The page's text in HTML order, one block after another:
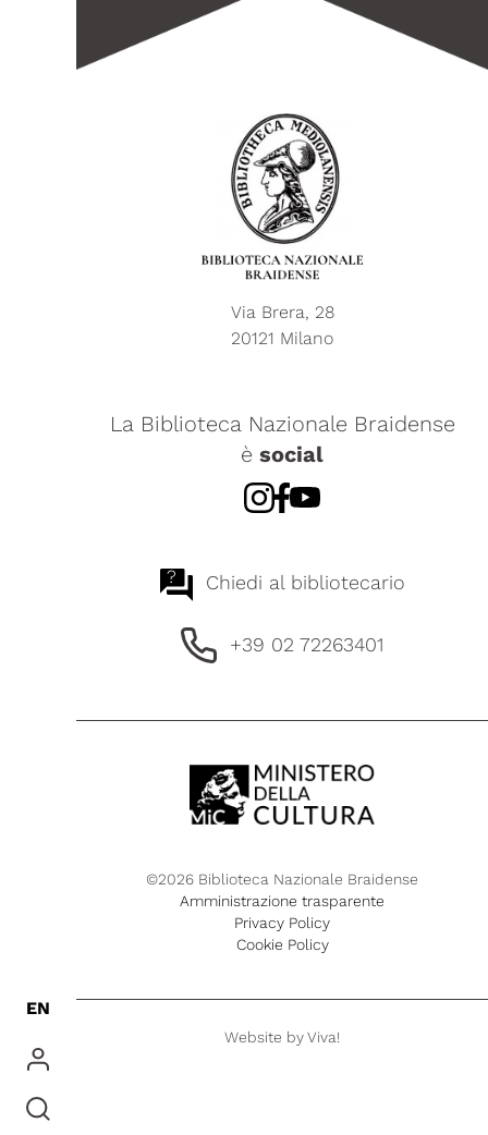
EN
Via Brera, 28
20121 Milano
La Biblioteca Nazionale Braidense
è social
? Chiedi al bibliotecario
+39 02 72263401
©2026 Biblioteca Nazionale Braidense
Amministrazione trasparente
Privacy Policy
Cookie Policy
Website byViva!